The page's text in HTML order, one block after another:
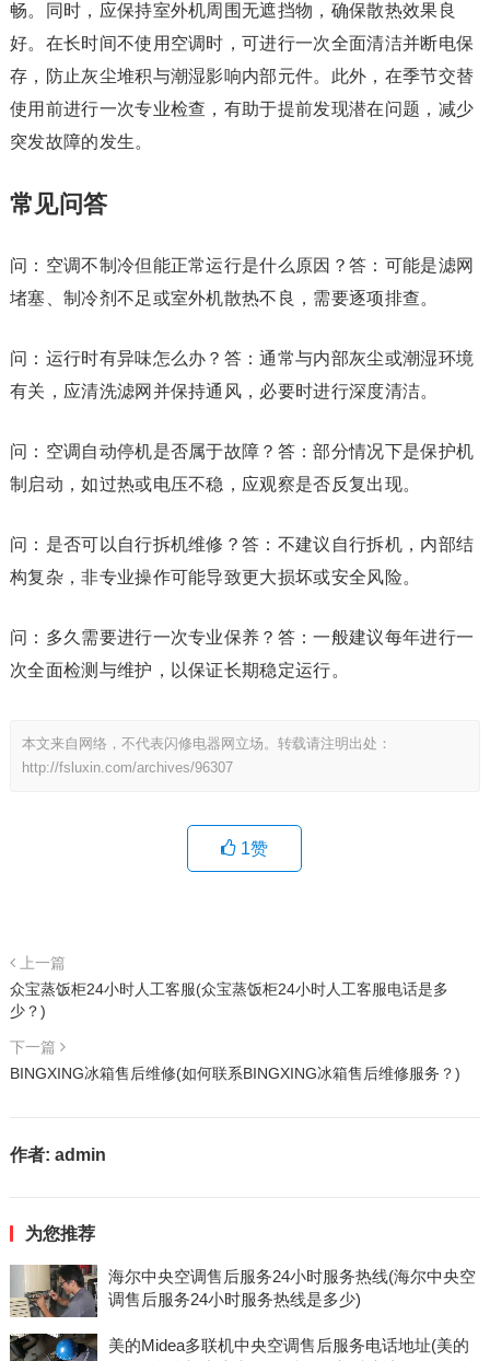
畅。同时，应保持室外机周围无遮挡物，确保散热效果良
好。在长时间不使用空调时，可进行一次全面清洁并断电保
存，防止灰尘堆积与潮湿影响内部元件。此外，在季节交替
使用前进行一次专业检查，有助于提前发现潜在问题，减少
突发故障的发生。
常见问答
问：空调不制冷但能正常运行是什么原因？答：可能是滤网
堵塞、制冷剂不足或室外机散热不良，需要逐项排查。
问：运行时有异味怎么办？答：通常与内部灰尘或潮湿环境
有关，应清洗滤网并保持通风，必要时进行深度清洁。
问：空调自动停机是否属于故障？答：部分情况下是保护机
制启动，如过热或电压不稳，应观察是否反复出现。
问：是否可以自行拆机维修？答：不建议自行拆机，内部结
构复杂，非专业操作可能导致更大损坏或安全风险。
问：多久需要进行一次专业保养？答：一般建议每年进行一
次全面检测与维护，以保证长期稳定运行。
本文来自网络，不代表闪修电器网立场。转载请注明出处：
http://fsluxin.com/archives/96307
1赞
上一篇
众宝蒸饭柜24小时人工客服(众宝蒸饭柜24小时人工客服电话是多
少？)
下一篇
BINGXING冰箱售后维修(如何联系BINGXING冰箱售后维修服务？)
作者: admin
为您推荐
海尔中央空调售后服务24小时服务热线(海尔中央空
调售后服务24小时服务热线是多少)
美的Midea多联机中央空调售后服务电话地址(美的